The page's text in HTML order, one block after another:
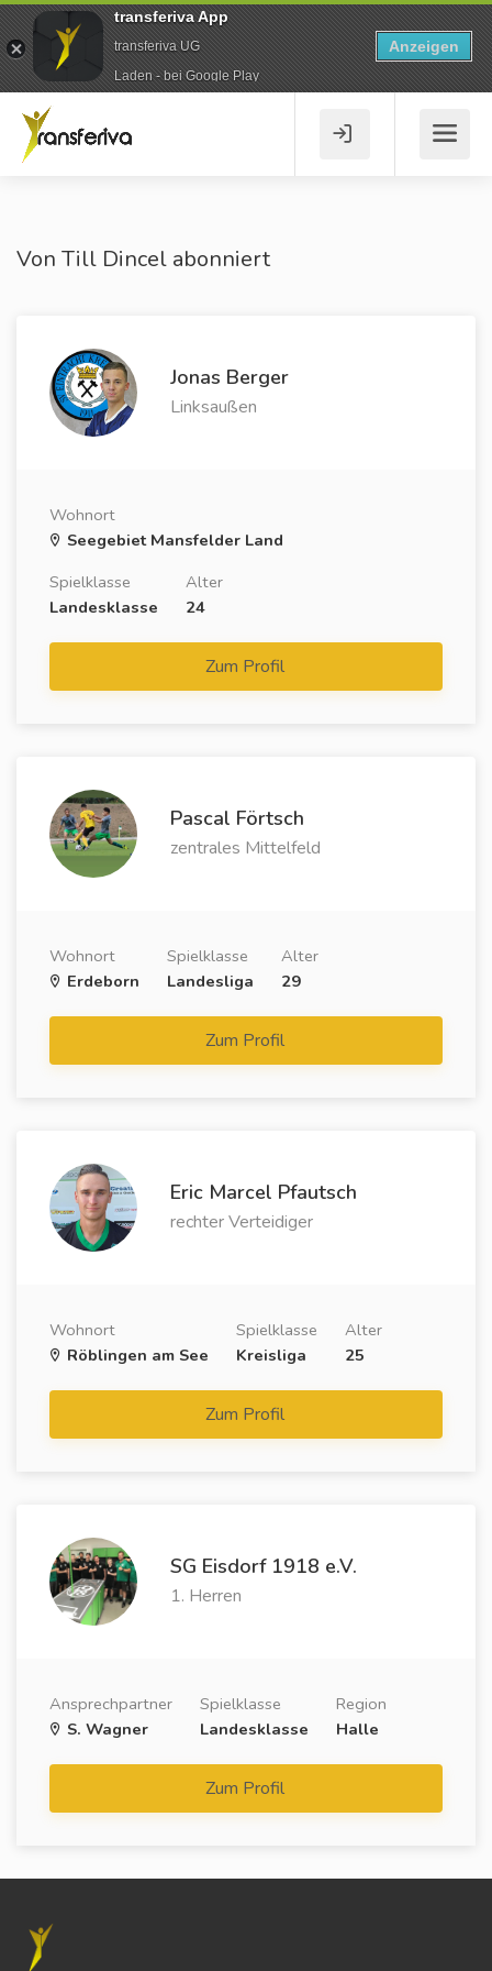
Von Till Dincel abonniert
Jonas Berger
Linksaußen
Wohnort
Seegebiet Mansfelder Land
Spielklasse
Landesklasse
Alter
24
Zum Profil
Pascal Förtsch
zentrales Mittelfeld
Wohnort
Erdeborn
Spielklasse
Landesliga
Alter
29
Zum Profil
Eric Marcel Pfautsch
rechter Verteidiger
Wohnort
Röblingen am See
Spielklasse
Kreisliga
Alter
25
Zum Profil
SG Eisdorf 1918 e.V.
1. Herren
Ansprechpartner
S. Wagner
Spielklasse
Landesklasse
Region
Halle
Zum Profil
transferiva App
transferiva UG
Laden - bei Google Play
Anzeigen